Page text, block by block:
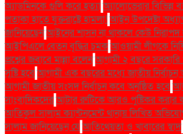
অ্যাডমিনকে গুলি করে হত্যাঅ্যালোভেরার বিভিন্ন
পতাকা হাতে যুক্তরাষ্ট্রে হামলা!আইন উপদেষ্টা
জানিয়েছেনআইনের শাসন না থাকলে কেউ নিরাপদ
আইপিএলে বেতন বৃদ্ধির চমকআওয়ামী লীগকে
প্রশ্নের জবাবে মান্না বলেনআগামী ২ বছরে
সৃষ্টি হবেআগামী এক বছরের মধ্যে জাতীয় নির্বাচন
আগামী জাতীয় সংসদ নির্বাচন কবে অনুষ্ঠিত হবে
সাংবাদিকদেরআটার রুটিকে আরও পুষ্টিকর করার
আতিকুল সালাম ক্যান্টনমেন্ট থানায় লিখিত
সালাম জানিয়েছেন যেআতিথেয়তা ও খাবারের স্বাদ